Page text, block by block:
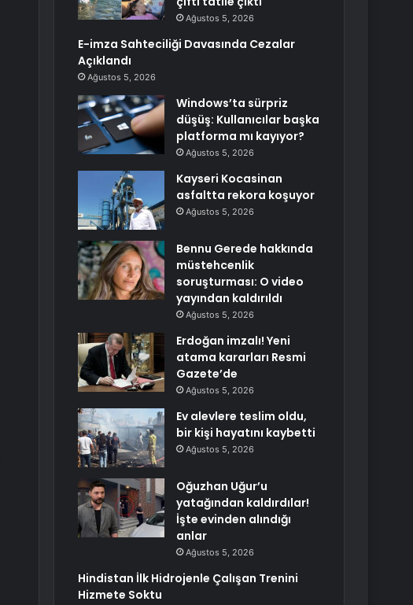
Ağustos 5, 2026
E-imza Sahteciliği Davasında Cezalar
Açıklandı
Ağustos 5, 2026
Windows’ta sürpriz
düşüş: Kullanıcılar başka
platforma mı kayıyor?
Ağustos 5, 2026
Kayseri Kocasinan
asfaltta rekora koşuyor
Ağustos 5, 2026
Bennu Gerede hakkında
müstehcenlik
soruşturması: O video
yayından kaldırıldı
Ağustos 5, 2026
Erdoğan imzalı! Yeni
atama kararları Resmi
Gazete’de
Ağustos 5, 2026
Ev alevlere teslim oldu,
bir kişi hayatını kaybetti
Ağustos 5, 2026
Oğuzhan Uğur’u
yatağından kaldırdılar!
İşte evinden alındığı
anlar
Ağustos 5, 2026
Hindistan İlk Hidrojenle Çalışan Trenini
Hizmete Soktu